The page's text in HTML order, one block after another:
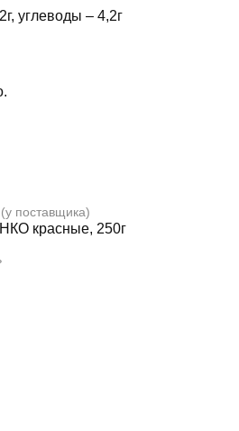
углеводы – 4,2г
поставщика)
красные, 250г